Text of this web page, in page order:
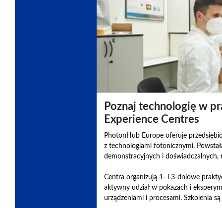
Poznaj technologię w
Experience Centres
PhotonHub Europe oferuje
z technologiami fotonicznymi.
demonstracyjnych i doświadczalnych,
Centra organizują 1- i 3-dniowe
aktywny udział w pokazach i
urządzeniami i procesami. Szkolenia